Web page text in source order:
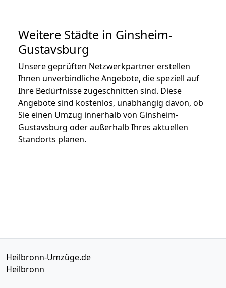
Weitere Städte in Ginsheim-
Gustavsburg
Unsere geprüften Netzwerkpartner erstellen
Ihnen unverbindliche Angebote, die speziell auf
Ihre Bedürfnisse zugeschnitten sind. Diese
Angebote sind kostenlos, unabhängig davon, ob
Sie einen Umzug innerhalb von Ginsheim-
Gustavsburg oder außerhalb Ihres aktuellen
Standorts planen.
Heilbronn-Umzüge.de
Heilbronn